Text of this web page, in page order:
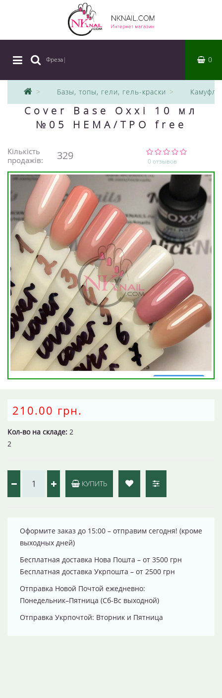
Фреза| 0
Базы, топы, гели, гель-краски
Cover Base Oxxi 10 мл
№05 HEMA/TPO free
Кількість
продажів:
329 0 отзывов
210.00 грн.
Кол-во на складе: 2
2
КУПИТЬ
Оформите заказ до 15:00 – отправим сегодня! (кроме
выходных дней)
Бесплатная доставка Нова Пошта – от 3500 грн
Бесплатная доставка Укрпошта – от 2500 грн
Отправка Новой Почтой ежедневно:
Понедельник–Пятница (Сб-Вс выходной)
Отправка Укрпочтой: Вторник и Пятница